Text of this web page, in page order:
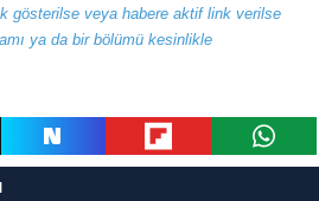
gösterilse veya habere aktif link verilse
ya da bir bölümü kesinlikle